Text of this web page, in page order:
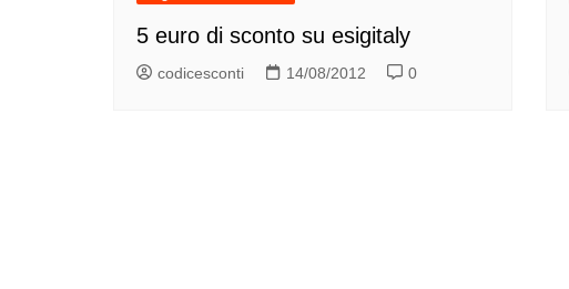
5 euro di sconto su esigitaly
codicesconti 14/08/2012 0